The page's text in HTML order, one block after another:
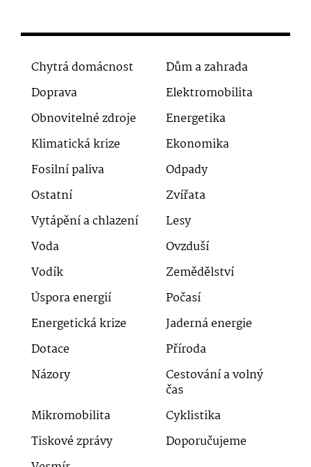
Chytrá domácnost
Dům a zahrada
Doprava
Elektromobilita
Obnovitelné zdroje
Energetika
Klimatická krize
Ekonomika
Fosilní paliva
Odpady
Ostatní
Zvířata
Vytápění a chlazení
Lesy
Voda
Ovzduší
Vodík
Zemědělství
Úspora energií
Počasí
Energetická krize
Jaderná energie
Dotace
Příroda
Názory
Cestování a volný
čas
Mikromobilita
Cyklistika
Tiskové zprávy
Doporučujeme